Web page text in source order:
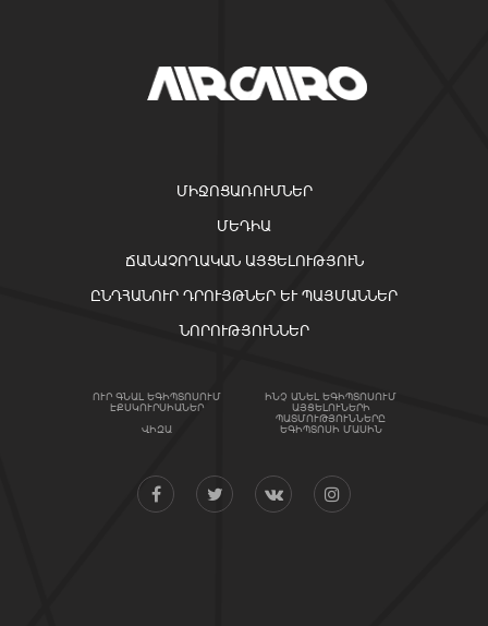
ՄԻՋՈՑԱՌՈՒՄՆԵՐ
ՄԵԴԻԱ
ՃԱՆԱՉՈՂԱԿԱՆ ԱՅՑԵԼՈՒԹՅՈՒՆ
ԸՆԴՀԱՆՈՒՐ ԴՐՈՒՅԹՆԵՐ ԵՒ ՊԱՅՄԱՆՆԵՐ
ՆՈՐՈՒԹՅՈՒՆՆԵՐ
ՈՒՐ ԳՆԱԼ ԵԳԻՊՏՈՍՈՒՄ ԻՆՉ ԱՆԵԼ ԵԳԻՊՏՈՍՈՒՄ
ԷՔՍԿՈՒՐՍԻԱՆԵՐ ԱՅՑԵԼՈՒՆԵՐԻ
ՊԱՏՄՈՒԹՅՈՒՆՆԵՐԸ
ՎԻԶԱ ԵԳԻՊՏՈՍԻ ՄԱՍԻՆ